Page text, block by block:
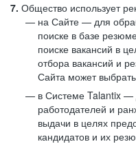
7. Общество использует
на Сайте — для
поиске в базе
поиске вакансий в
отбора вакансий и
Сайта может
в Системе Talantix —
работодателей и
выдачи в целях
кандидатов и их